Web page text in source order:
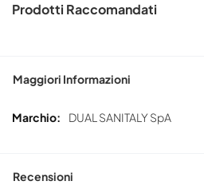
Prodotti Raccomandati
Maggiori Informazioni
Maggiori
DUAL SANITALY SpA
Recensioni